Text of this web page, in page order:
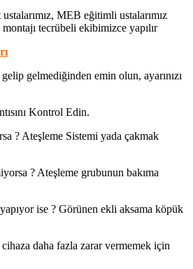
MEB eğitimli ustalarımız
tecrübeli ekibimizce yapılır
gelmediğinden emin olun, ayarınızı
Kontrol Edin.
? Ateşleme Sistemi yada çakmak
? Ateşleme grubunun bakıma
ise ? Görünen ekli aksama köpük
cihaza daha fazla zarar vermemek için